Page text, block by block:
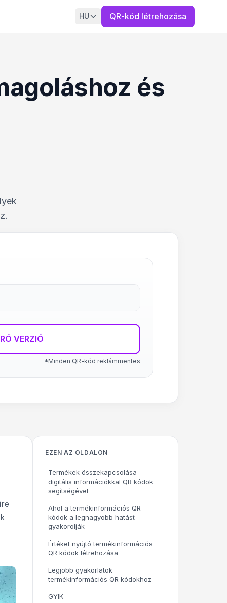
HU QR-kód létrehozása
és
VERZIÓ
*Minden QR-kód reklámmentes
EZEN AZ OLDALON
Termékek összekapcsolása
digitális információkkal QR kódok
segítségével
Ahol a termékinformációs QR
kódok a legnagyobb hatást
gyakorolják
Értéket nyújtó termékinformációs
QR kódok létrehozása
Legjobb gyakorlatok
termékinformációs QR kódokhoz
GYIK